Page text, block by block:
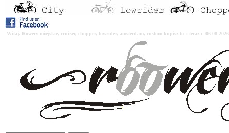
Witaj. Rowery miejskie, cruiser, chopper, lowrider, amsterdam, custom kupisz tu i teraz : 06-08-